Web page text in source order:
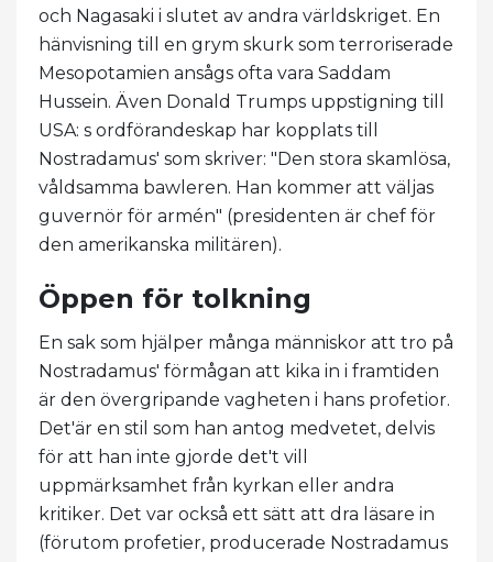
och Nagasaki i slutet av andra världskriget. En
hänvisning till en grym skurk som terroriserade
Mesopotamien ansågs ofta vara Saddam
Hussein. Även Donald Trumps uppstigning till
USA: s ordförandeskap har kopplats till
Nostradamus' som skriver: "Den stora skamlösa,
våldsamma bawleren. Han kommer att väljas
guvernör för armén" (presidenten är chef för
den amerikanska militären).
Öppen för tolkning
En sak som hjälper många människor att tro på
Nostradamus' förmågan att kika in i framtiden
är den övergripande vagheten i hans profetior.
Det'är en stil som han antog medvetet, delvis
för att han inte gjorde det't vill
uppmärksamhet från kyrkan eller andra
kritiker. Det var också ett sätt att dra läsare in
(förutom profetier, producerade Nostradamus